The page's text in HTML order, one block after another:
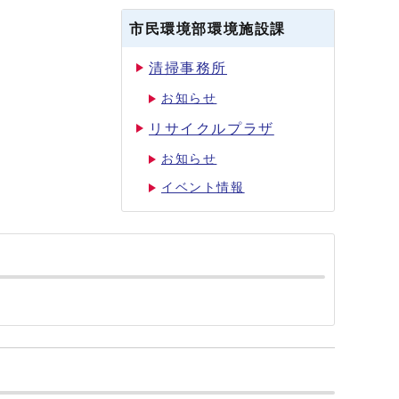
市民環境部環境施設課
清掃事務所
お知らせ
リサイクルプラザ
お知らせ
イベント情報